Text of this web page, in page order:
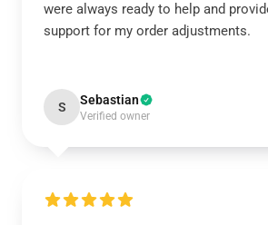
were always ready to help and
support for my order adjustments.
S Sebastian
Verified owner